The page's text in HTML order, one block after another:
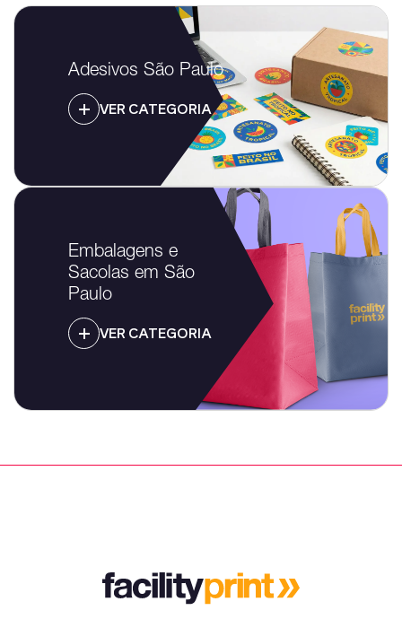
Adesivos São Paulo
VER CATEGORIA
Embalagens e
Sacolas em São
Paulo
VER CATEGORIA